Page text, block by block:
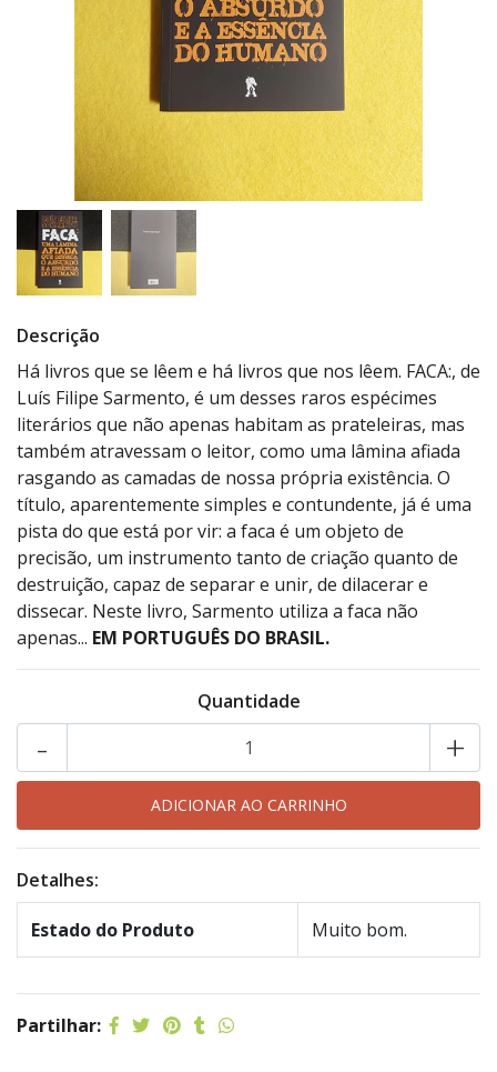
Descrição
Há livros que se lêem e há livros que nos lêem. FACA:, de
Luís Filipe Sarmento, é um desses raros espécimes
literários que não apenas habitam as prateleiras, mas
também atravessam o leitor, como uma lâmina afiada
rasgando as camadas de nossa própria existência. O
título, aparentemente simples e contundente, já é uma
pista do que está por vir: a faca é um objeto de
precisão, um instrumento tanto de criação quanto de
destruição, capaz de separar e unir, de dilacerar e
dissecar. Neste livro, Sarmento utiliza a faca não
apenas... EM PORTUGUÊS DO BRASIL.
Quantidade
+
-
Detalhes:
Estado do Produto Muito bom.
Partilhar: